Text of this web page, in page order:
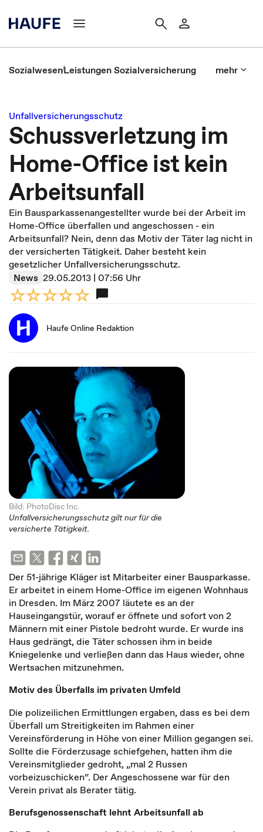
SozialwesenLeistungen Sozialversicherung mehr
Unfallversicherungsschutz
Schussverletzung im
Home-Office ist kein
Arbeitsunfall
Ein Bausparkassenangestellter wurde bei der Arbeit im
Home-Office überfallen und angeschossen - ein
Arbeitsunfall? Nein, denn das Motiv der Täter lag nicht in
der versicherten Tätigkeit. Daher besteht kein
gesetzlicher Unfallversicherungsschutz.
News 29.05.2013 | 07:56 Uhr
Haufe Online Redaktion
Bild: PhotoDisc Inc.
Unfallversicherungsschutz gilt nur für die
versicherte Tätigkeit.
Der 51-jährige Kläger ist Mitarbeiter einer Bausparkasse.
Er arbeitet in einem Home-Office im eigenen Wohnhaus
in Dresden. Im März 2007 läutete es an der
Hauseingangstür, worauf er öffnete und sofort von 2
Männern mit einer Pistole bedroht wurde. Er wurde ins
Haus gedrängt, die Täter schossen ihm in beide
Kniegelenke und verließen dann das Haus wieder, ohne
Wertsachen mitzunehmen.
Motiv des Überfalls im privaten Umfeld
Die polizeilichen Ermittlungen ergaben, dass es bei dem
Überfall um Streitigkeiten im Rahmen einer
Vereinsförderung in Höhe von einer Million gegangen sei.
Sollte die Förderzusage schiefgehen, hatten ihm die
Vereinsmitglieder gedroht, „mal 2 Russen
vorbeizuschicken“. Der Angeschossene war für den
Verein privat als Berater tätig.
Berufsgenossenschaft lehnt Arbeitsunfall ab